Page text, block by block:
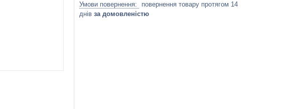
повернення товару протягом 14
днів за домовленістю